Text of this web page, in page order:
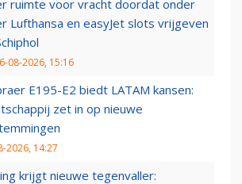
ruimte voor vracht doordat onder
Lufthansa en easyJet slots vrijgeven
08-2026, 15:16
E195-E2 biedt LATAM kansen:
zet in op nieuwe
2026, 14:27
krijgt nieuwe tegenvaller: